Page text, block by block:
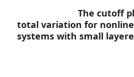
The cutoff
total variation for
systems with small